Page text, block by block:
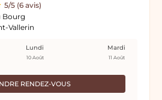
5/5 (6 avis)
Bourg
Vallerin
RENDEZ-VOUS
Lundi
10 Août
Mardi
11 Août